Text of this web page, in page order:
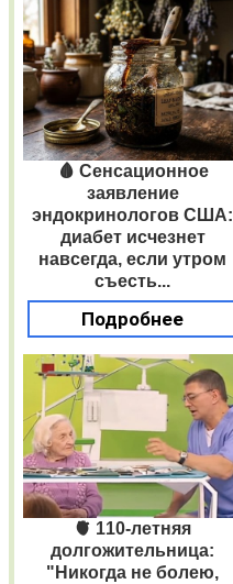
🩸 Сенсационное
заявление
эндокринологов США:
диабет исчезнет
навсегда, если утром
съесть...
Подробнее
🫀 110-летняя
долгожительница:
"Никогда не болею,